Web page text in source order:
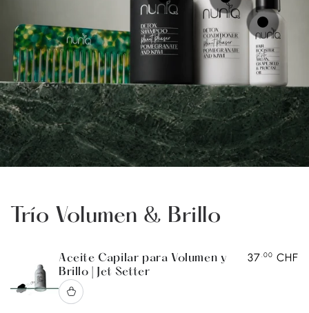
Precio
regular
37 .00CHF
Precio
regular
31.00
Trío Volumen & Brillo
Aceite Capilar para Volumen y
Brillo | Jet Setter
37 .00 CHF